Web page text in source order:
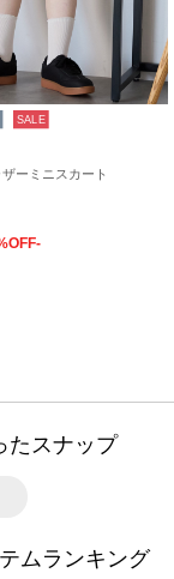
SALE
ーミニスカート
たスナップ
ムランキング